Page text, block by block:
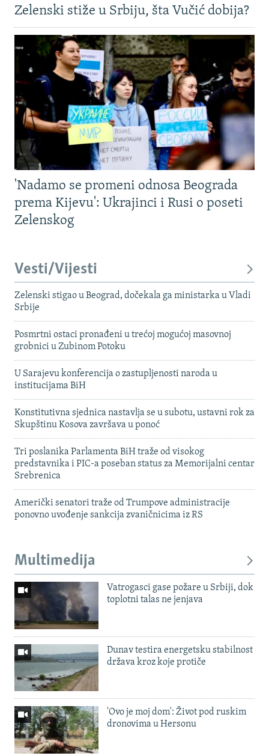
Zelenski stiže u Srbiju, šta Vučić dobija?
'Nadamo se promeni odnosa Beograda
prema Kijevu': Ukrajinci i Rusi o poseti
Zelenskog
Vesti/Vijesti
Zelenski stigao u Beograd, dočekala ga ministarka u Vladi
Srbije
Posmrtni ostaci pronađeni u trećoj mogućoj masovnoj
grobnici u Zubinom Potoku
U Sarajevu konferencija o zastupljenosti naroda u
institucijama BiH
Konstitutivna sjednica nastavlja se u subotu, ustavni rok za
Skupštinu Kosova završava u ponoć
Tri poslanika Parlamenta BiH traže od visokog
predstavnika i PIC-a poseban status za Memorijalni centar
Srebrenica
Američki senatori traže od Trumpove administracije
ponovno uvođenje sankcija zvaničnicima iz RS
Multimedija
Vatrogasci gase požare u Srbiji, dok
toplotni talas ne jenjava
Dunav testira energetsku stabilnost
država kroz koje protiče
'Ovo je moj dom': Život pod ruskim
dronovima u Hersonu